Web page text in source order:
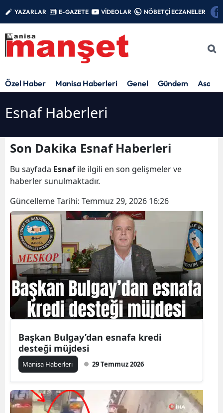
YAZARLAR E-GAZETE VİDEOLAR NÖBETÇİ ECZANELER
Özel Haber Manisa Haberleri Genel Gündem Asayiş
Esnaf Haberleri
Son Dakika Esnaf Haberleri
Bu sayfada Esnafile ilgili en son gelişmeler ve
haberler sunulmaktadır.
Güncelleme Tarihi: Temmuz 29, 2026 16:26
Başkan Bulgay’dan esnafa kredi
desteği müjdesi
Manisa Haberleri 29 Temmuz 2026